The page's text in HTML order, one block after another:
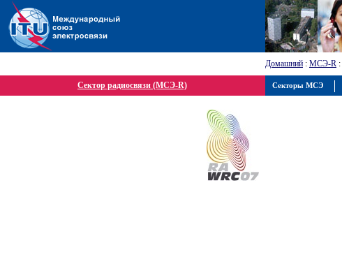
Домашний : МСЭ-R :
Сектор радиосвязи (МСЭ-R) Секторы МСЭ